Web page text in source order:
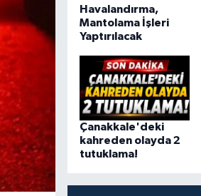
Havalandırma,
Mantolama İşleri
Yaptırılacak
Çanakkale'deki
kahreden olayda 2
tutuklama!